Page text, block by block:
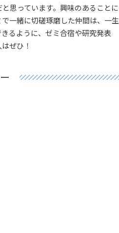
思っています。興味のあることに
一緒に切磋琢磨した仲間は、一生
るように、ゼミ合宿や研究発表
ぜひ！